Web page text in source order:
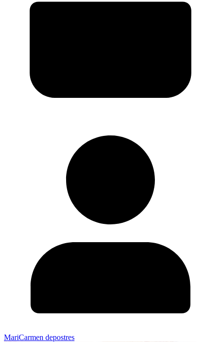
MariCarmen depostres